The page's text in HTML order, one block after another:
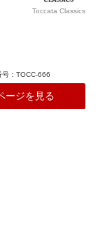
Toccata Classics
号：TOCC-666
ージを見る